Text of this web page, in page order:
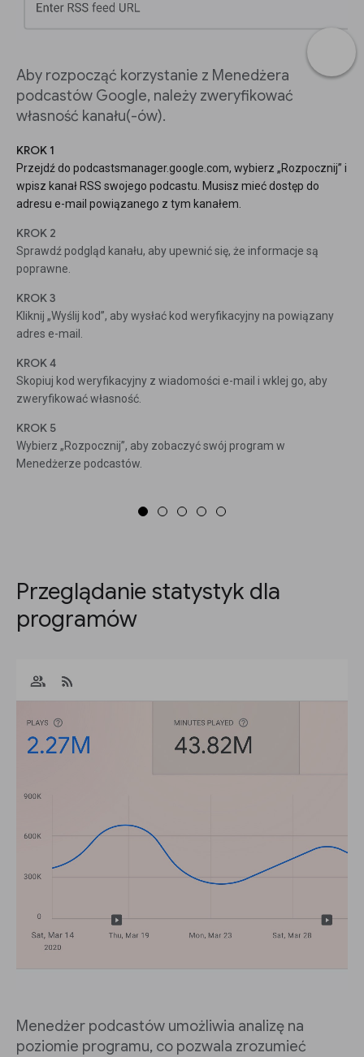
Aby rozpocząć korzystanie z Menedżera
podcastów Google, należy zweryfikować
własność kanału(-ów).
KROK 1
Przejdź do podcastsmanager.google.com, wybierz „Rozpocznij” i
wpisz kanał RSS swojego podcastu. Musisz mieć dostęp do
adresu e-mail powiązanego z tym kanałem.
KROK 2
Sprawdź podgląd kanału, aby upewnić się, że informacje są
poprawne.
KROK 3
Kliknij „Wyślij kod”, aby wysłać kod weryfikacyjny na powiązany
adres e-mail.
KROK 4
Skopiuj kod weryfikacyjny z wiadomości e-mail i wklej go, aby
zweryfikować własność.
KROK 5
Wybierz „Rozpocznij”, aby zobaczyć swój program w
Menedżerze podcastów.
Przeglądanie statystyk dla
programów
Menedżer podcastów umożliwia analizę na
poziomie programu, co pozwala zrozumieć